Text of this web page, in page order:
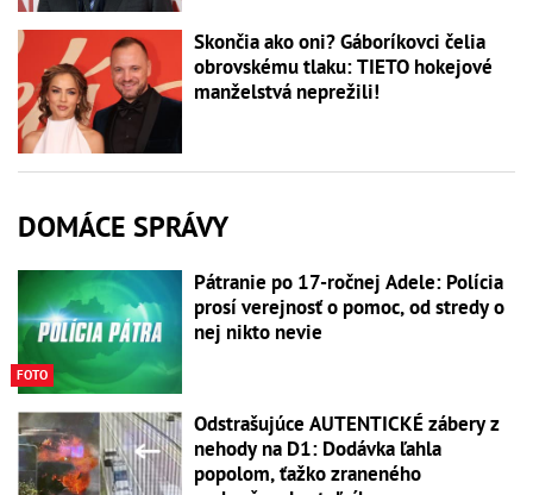
Skončia ako oni? Gáboríkovci čelia
obrovskému tlaku: TIETO hokejové
manželstvá neprežili!
DOMÁCE SPRÁVY
FOTO
Pátranie po 17-ročnej Adele: Polícia
prosí verejnosť o pomoc, od stredy o
nej nikto nevie
Odstrašujúce AUTENTICKÉ zábery z
nehody na D1: Dodávka ľahla
popolom, ťažko zraneného